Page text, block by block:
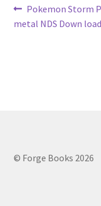
Post
navigation
Previous
post:
Pokemon Storm
metal NDS Down load
© Forge Books 2026